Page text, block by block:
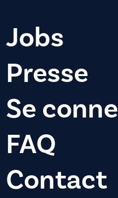
Jobs
Presse
Se
FAQ
Contact